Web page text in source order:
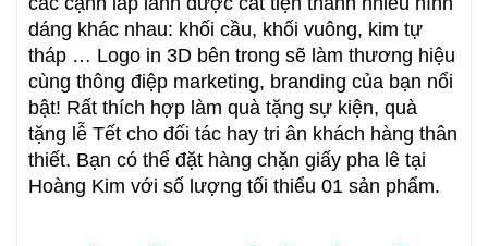
dáng khác nhau: khối cầu, khối vuông, kim tự
tháp … Logo in 3D bên trong sẽ làm thương hiệu
cùng thông điệp marketing, branding của bạn nổi
bật! Rất thích hợp làm quà tặng sự kiện, quà
tặng lễ Tết cho đối tác hay tri ân khách hàng thân
thiết. Bạn có thể đặt hàng chặn giấy pha lê tại
Hoàng Kim với số lượng tối thiểu 01 sản phẩm.